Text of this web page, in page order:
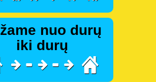
nuo durų
iki durų